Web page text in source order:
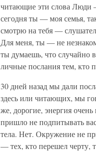
читающие эти слова Люди
сегодня ты — моя семья,
смотрю на тебя —
Для меня, ты — не
ты думаешь, что случайно
личные послания тем, кто
30 дней назад мы дали
здесь или читающих, мы
же, дорогие, энергия
пришло не подпитывать
тела. Нет. Окружение не
— тех, кто перешел черту,